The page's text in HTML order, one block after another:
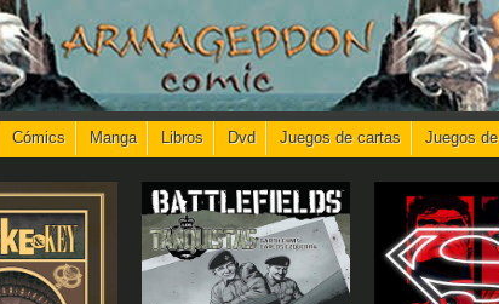
Cómics Manga Libros Dvd Juegos de cartas Juegos